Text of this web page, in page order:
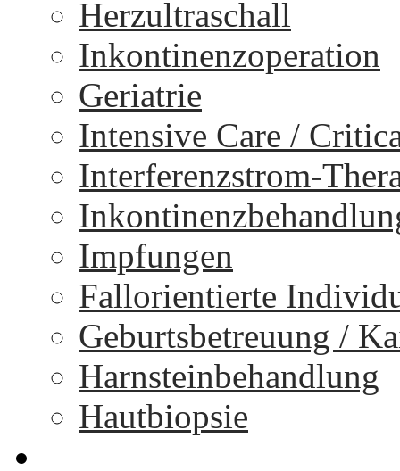
Herzultraschall
Inkontinenzoperation
Geriatrie
Intensive Care /
Interferenzstrom-
Impfungen
Fallorientierte
Geburtsbetreuung /
Harnsteinbehandlung
Hautbiopsie